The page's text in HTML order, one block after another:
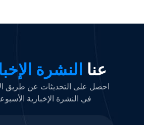
عنا النشرة
احصل على التحديثات عن طريق
في النشرة الإخبارية